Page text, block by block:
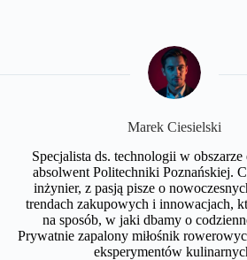
Marek Ciesielski
Specjalista ds. technologii w obszarze
absolwent Politechniki Poznańskiej.
inżynier, z pasją pisze o
trendach zakupowych i innowacjach,
na sposób, w jaki dbamy o
Prywatnie zapalony miłośnik
eksperymentów